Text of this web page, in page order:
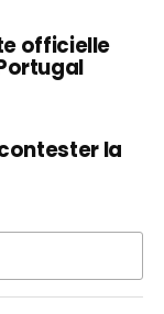
officielle
contester la